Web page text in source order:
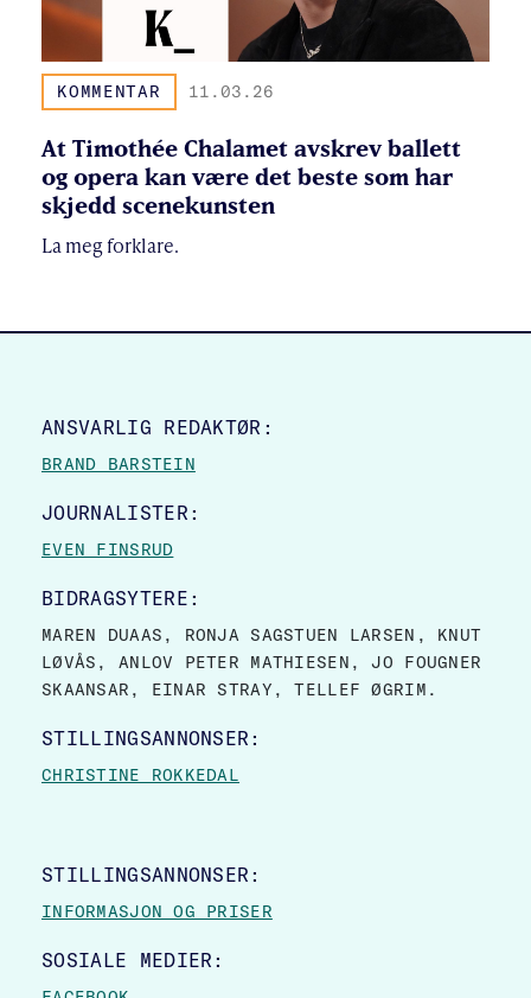
KOMMENTAR 11.03.26
At Timothée Chalamet avskrev ballett
og opera kan være det beste som har
skjedd scenekunsten
La meg forklare.
SITE FOOTER
ANSVARLIG REDAKTØR:
BRAND BARSTEIN
JOURNALISTER:
EVEN FINSRUD
BIDRAGSYTERE:
MAREN DUAAS, RONJA SAGSTUEN LARSEN, KNUT
LØVÅS, ANLOV PETER MATHIESEN, JO FOUGNER
SKAANSAR, EINAR STRAY, TELLEF ØGRIM.
STILLINGSANNONSER:
CHRISTINE ROKKEDAL
STILLINGSANNONSER:
INFORMASJON OG PRISER
SOSIALE MEDIER: